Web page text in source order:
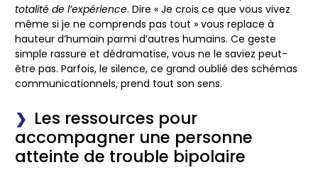
totalité de l’expérience. Dire « Je crois ce que vous vivez
même si je ne comprends pas tout » vous replace à
hauteur d’humain parmi d’autres humains. Ce geste
simple rassure et dédramatise, vous ne le saviez peut-
être pas. Parfois, le silence, ce grand oublié des schémas
communicationnels, prend tout son sens.
Les ressources pour
accompagner une personne
atteinte de trouble bipolaire